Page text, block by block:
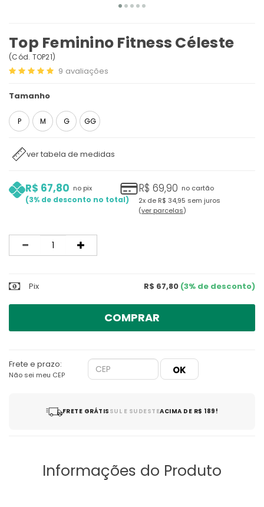
Top Feminino Fitness Céleste
(Cód. TOP21)
9 avaliações
Tamanho
P M G GG
ver tabela de medidas
R$ 67,80
3%
no pix R$ 69,90 no cartão
2x de R$ 34,95 sem juros
ver parcelas
Quantidade
Pix R$ 67,80 (3% de desconto)
COMPRAR
Frete e prazo:
Não sei meu CEP
FRETE GRÁTIS SUL E SUDESTEACIMA DE R$ 189!
Informações do Produto